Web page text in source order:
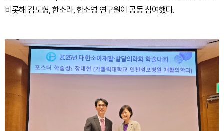
비롯해 김도형, 한소라, 한소영 연구원이 공동 참여했다.